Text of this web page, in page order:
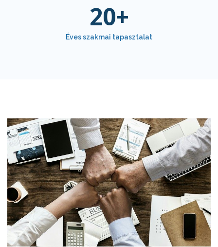
20+
Éves szakmai tapasztalat